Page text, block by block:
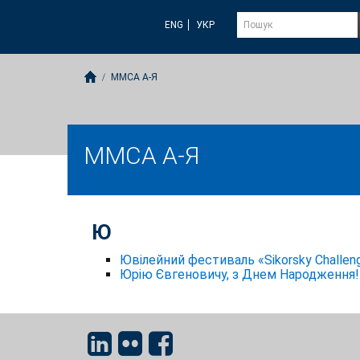
ENG УКР
ММСА А-Я
ММСА А-Я
Ю
Ювілейний фестиваль «Sikorsky
Юрію Євгеновичу, з Днем Народження!